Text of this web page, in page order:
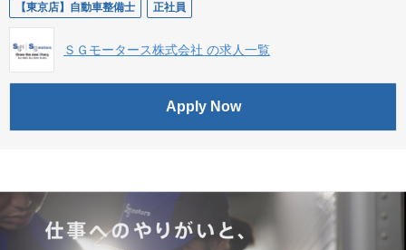
【東京店】自動車整備士 正社員
ＳＧモータース株式会社 の求人一覧
Apply Now